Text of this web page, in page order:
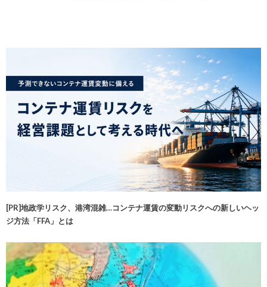
[PR]地政学リスク、港湾混雑…コンテナ運賃の変動リスクへの新しいヘッ
ジ方法「FFA」とは